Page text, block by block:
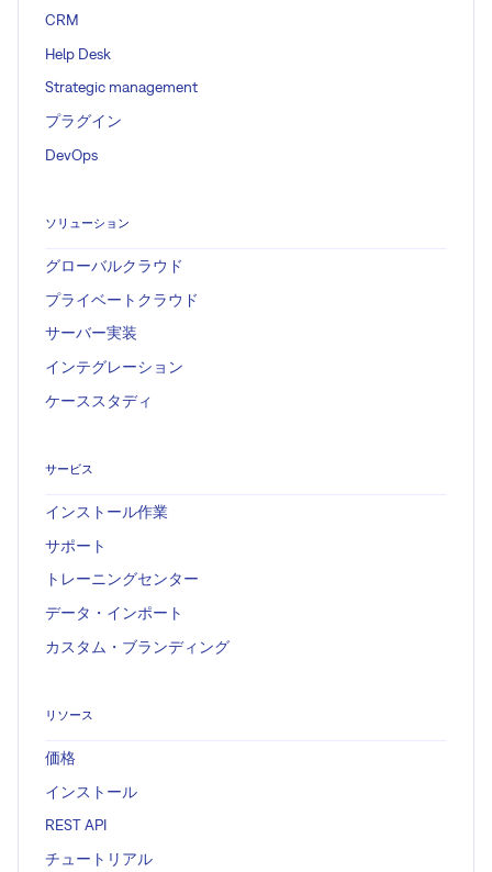
CRM
Help Desk
Strategic management
プラグイン
DevOps
ソリューション
グローバルクラウド
プライベートクラウド
サーバー実装
インテグレーション
ケーススタディ
サービス
インストール作業
サポート
トレーニングセンター
データ・インポート
カスタム・ブランディング
リソース
価格
インストール
REST API
チュートリアル